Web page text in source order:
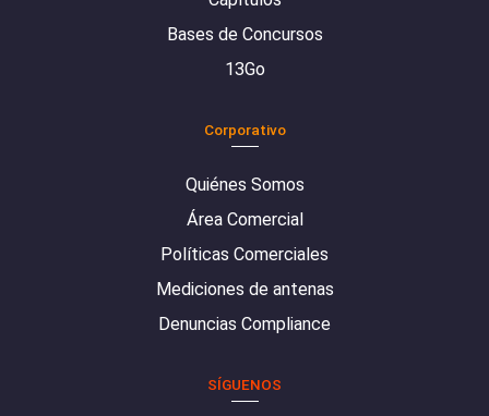
Bases de Concursos
13Go
Corporativo
Quiénes Somos
Área Comercial
Políticas Comerciales
Mediciones de antenas
Denuncias Compliance
SÍGUENOS